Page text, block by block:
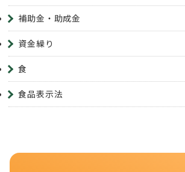
補助金・助成金
資金繰り
食
食品表示法